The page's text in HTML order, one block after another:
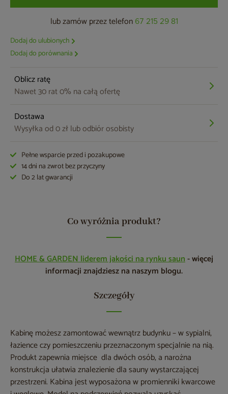
lub zamów przez telefon 67 215 29 81
Dodaj do ulubionych
Dodaj do porównania
Oblicz ratę
Nawet 30 rat 0% na całą ofertę
Dostawa
Wysyłka od 0 zł lub odbiór osobisty
Pełne wsparcie przed i pozakupowe
14 dni na zwrot bez przyczyny
Do 2 lat gwarancji
Co wyróżnia produkt?
HOME & GARDEN liderem jakości na rynku saun- więcej
informacji znajdziesz na naszym blogu.
Szczegóły
Kabinę możesz zamontować wewnątrz budynku – w sypialni,
łazience czy pomieszczeniu przeznaczonym specjalnie na nią.
Produkt zapewnia miejsce dla dwóch osób, a narożna
konstrukcja ułatwia znalezienie dla sauny wystarczającej
przestrzeni. Kabina jest wyposażona w promienniki kwarcowe